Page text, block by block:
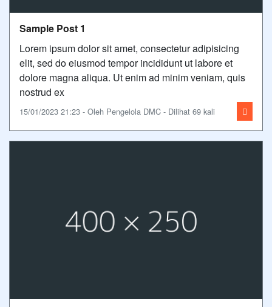
Sample Post 1
Lorem ipsum dolor sit amet, consectetur adipisicing
elit, sed do eiusmod tempor incididunt ut labore et
dolore magna aliqua. Ut enim ad minim veniam, quis
nostrud ex
15/01/2023 21:23 - Oleh Pengelola DMC - Dilihat 69 kali